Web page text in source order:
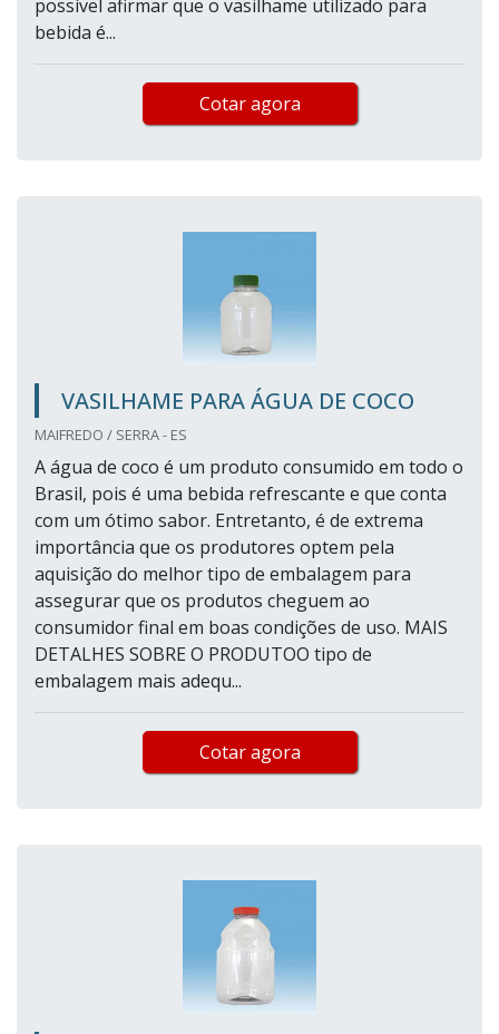
possível afirmar que o vasilhame utilizado para
bebida é...
Cotar agora
VASILHAME PARA ÁGUA DE COCO
MAIFREDO / SERRA - ES
A água de coco é um produto consumido em todo o
Brasil, pois é uma bebida refrescante e que conta
com um ótimo sabor. Entretanto, é de extrema
importância que os produtores optem pela
aquisição do melhor tipo de embalagem para
assegurar que os produtos cheguem ao
consumidor final em boas condições de uso. MAIS
DETALHES SOBRE O PRODUTOO tipo de
embalagem mais adequ...
Cotar agora